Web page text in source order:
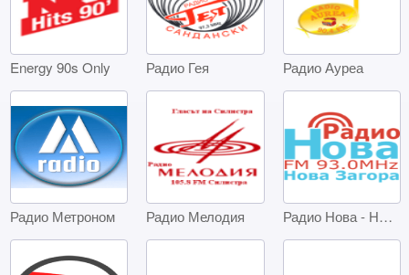
Energy 90s Only Радио Гея Радио Ауреа
Радио Метроном Радио Мелодия Радио Нова - Нова Загора